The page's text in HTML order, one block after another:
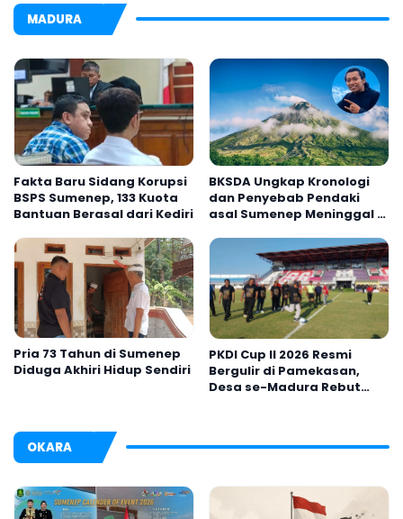
MADURA
Fakta Baru Sidang Korupsi
BSPS Sumenep, 133 Kuota
Bantuan Berasal dari Kediri
BKSDA Ungkap Kronologi
dan Penyebab Pendaki
asal Sumenep Meninggal di
Pria 73 Tahun di Sumenep
Diduga Akhiri Hidup Sendiri
PKDI Cup II 2026 Resmi
Bergulir di Pamekasan,
Desa se-Madura Rebut
OKARA